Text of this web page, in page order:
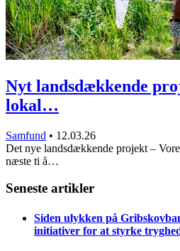
Nyt landsdækkende
lokal…
Samfund • 12.03.26
Det nye landsdækkende projekt –
næste ti å…
Seneste artikler
Siden ulykken på
initiativer for at styrke